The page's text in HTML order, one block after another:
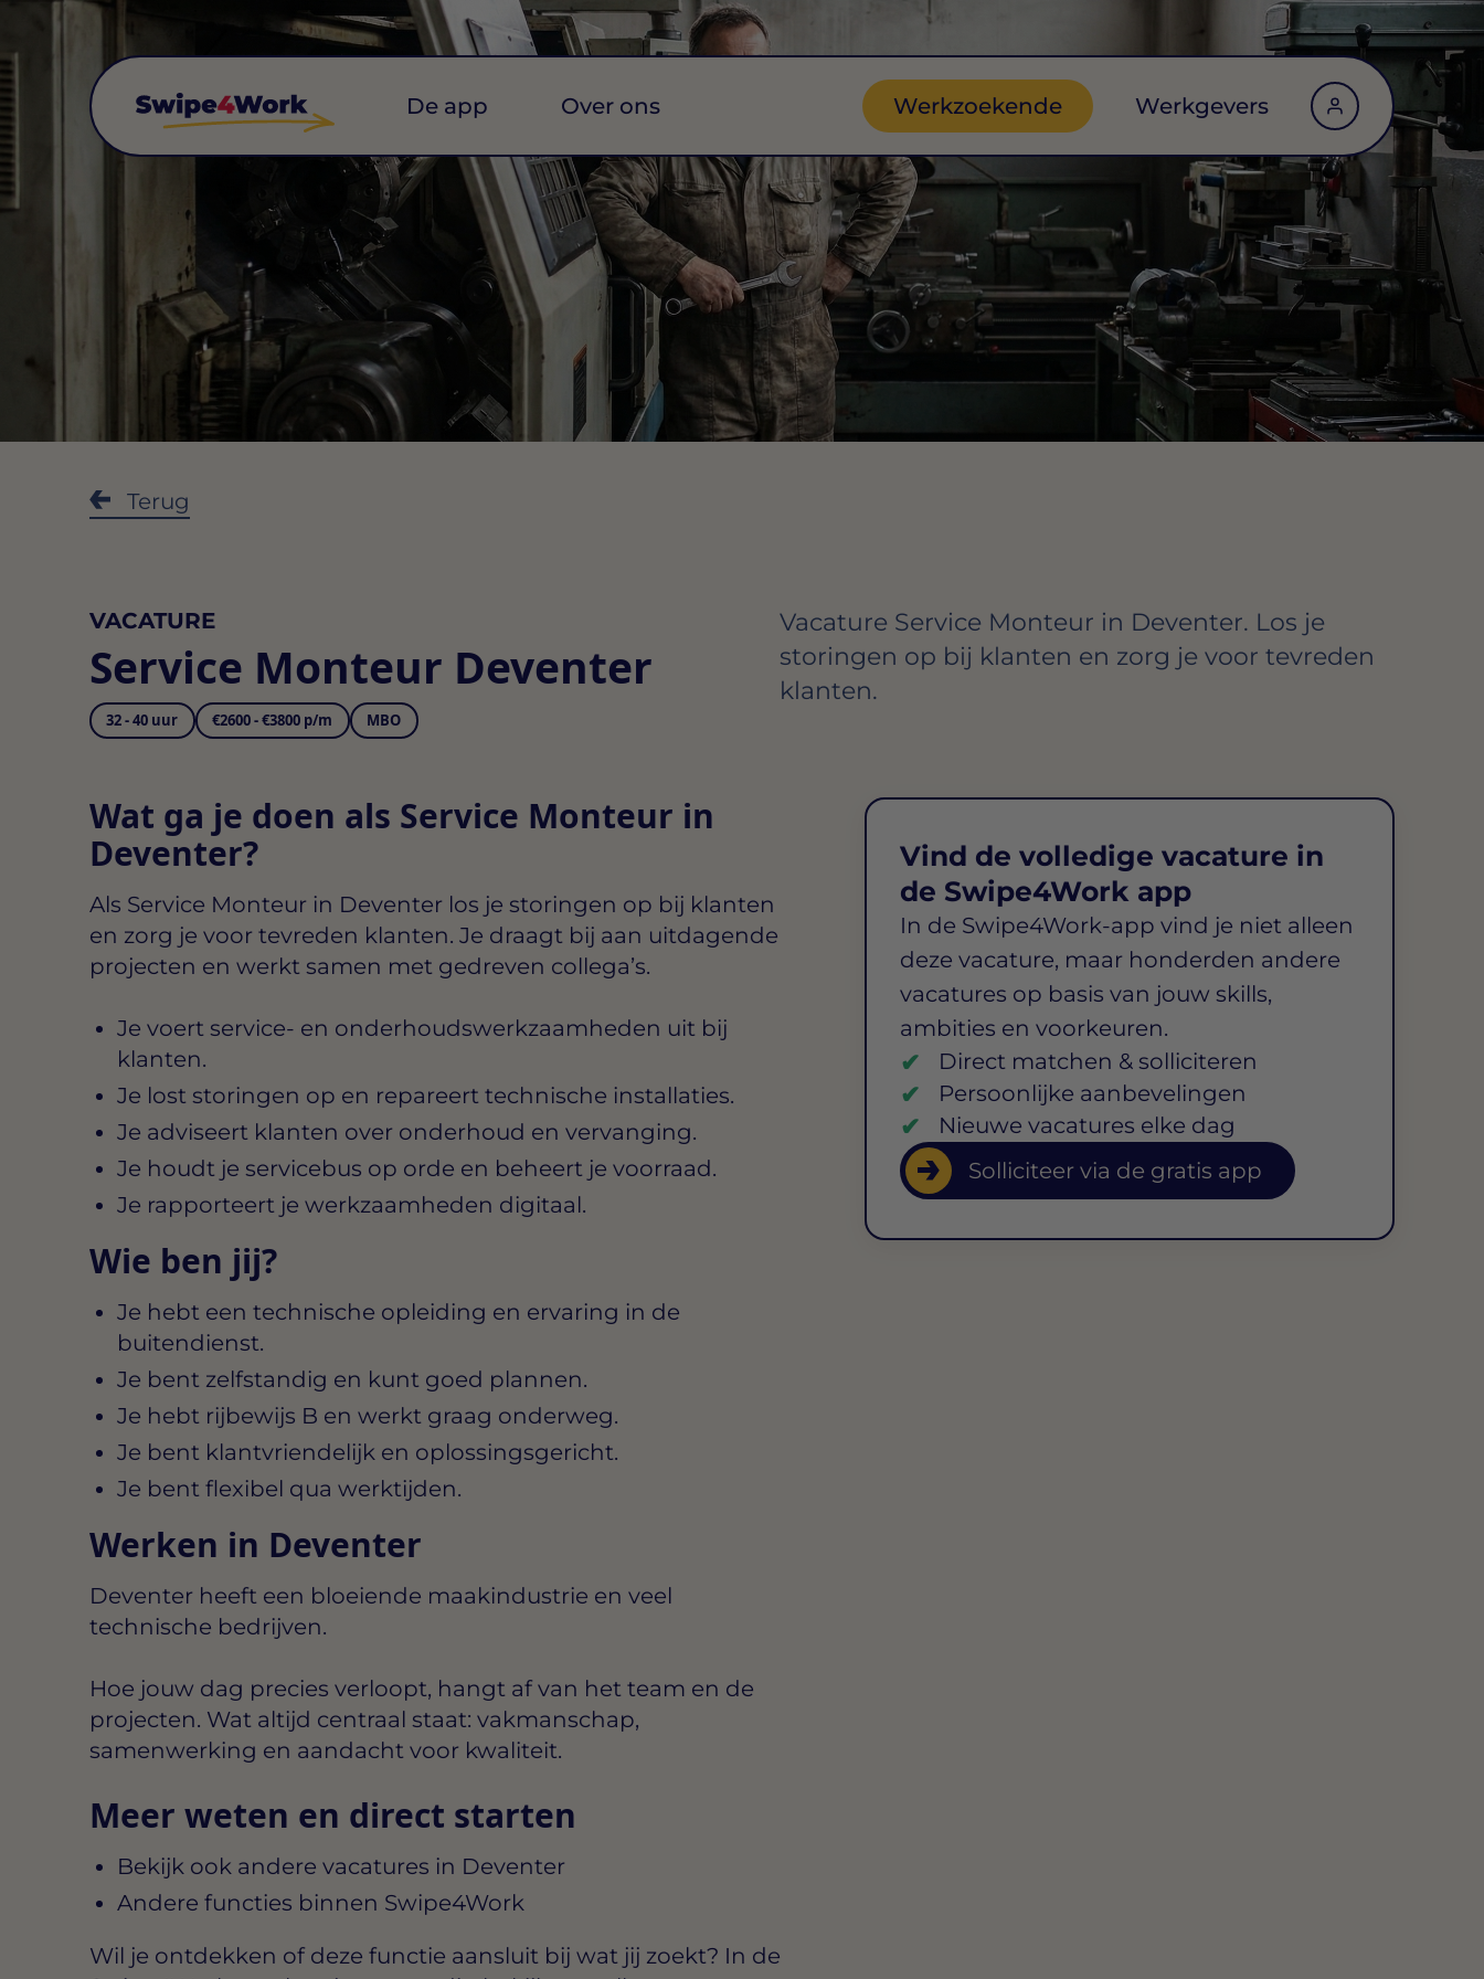
De app Over ons Werkzoekende Werkgevers
Terug
VACATURE
Service Monteur Deventer
32 - 40 uur €2600 - €3800 p/m MBO
Vacature Service Monteur in Deventer. Los je
storingen op bij klanten en zorg je voor tevreden
klanten.
Wat ga je doen als Service Monteur in
Deventer?
Als Service Monteur in Deventer los je storingen op bij klanten
en zorg je voor tevreden klanten. Je draagt bij aan uitdagende
projecten en werkt samen met gedreven collega’s.
Je voert service- en onderhoudswerkzaamheden uit bij
klanten.
Je lost storingen op en repareert technische installaties.
Je adviseert klanten over onderhoud en vervanging.
Je houdt je servicebus op orde en beheert je voorraad.
Je rapporteert je werkzaamheden digitaal.
Wie ben jij?
Je hebt een technische opleiding en ervaring in de
buitendienst.
Je bent zelfstandig en kunt goed plannen.
Je hebt rijbewijs B en werkt graag onderweg.
Je bent klantvriendelijk en oplossingsgericht.
Je bent flexibel qua werktijden.
Werken in Deventer
Deventer heeft een bloeiende maakindustrie en veel
technische bedrijven.
Hoe jouw dag precies verloopt, hangt af van het team en de
projecten. Wat altijd centraal staat: vakmanschap,
samenwerking en aandacht voor kwaliteit.
Meer weten en direct starten
Bekijk ook andere vacatures in Deventer
Andere functies binnen Swipe4Work
Wil je ontdekken of deze functie aansluit bij wat jij zoekt? In de
Vind de volledige vacature in
de Swipe4Work app
In de Swipe4Work-app vind je niet alleen
deze vacature, maar honderden andere
vacatures op basis van jouw skills,
ambities en voorkeuren.
Direct matchen & solliciteren
Persoonlijke aanbevelingen
Nieuwe vacatures elke dag
Solliciteer via de gratis app